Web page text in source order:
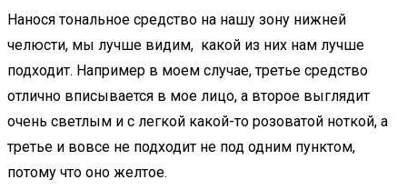
Нанося тональное средство на нашу зону нижней
челюсти, мы лучше видим, какой из них нам лучше
подходит. Например в моем случае, третье средство
отлично вписывается в мое лицо, а второе выглядит
очень светлым и с легкой какой-то розоватой ноткой, а
третье и вовсе не подходит не под одним пунктом,
потому что оно желтое.